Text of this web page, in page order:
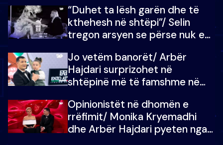
“Duhet ta lësh garën dhe të
kthehesh në shtëpi”/ Selin
tregon arsyen se përse nuk e
çoja luftën time deri në fund
Jo vetëm banorët/ Arbër
Hajdari surprizohet në
shtëpinë më të famshme në
vajzën e tij
Opinionistët në dhomën e
rrëfimit/ Monika Kryemadhi
dhe Arbër Hajdari pyeten nga